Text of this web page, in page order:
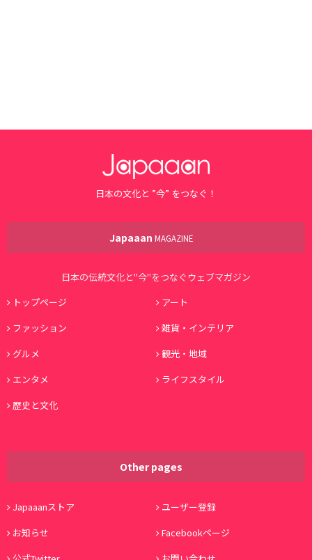
日本の文化と ”今” をつなぐ！
Japaaan MAGAZINE
日本の伝統文化と"今"をつなぐウェブマガジン
トップページ
アート
ファッション
雑貨・インテリア
グルメ
観光・地域
エンタメ
ライフスタイル
歴史と文化
Other pages
Japaaanストア
ユーザー登録
お知らせ
Facebookページ